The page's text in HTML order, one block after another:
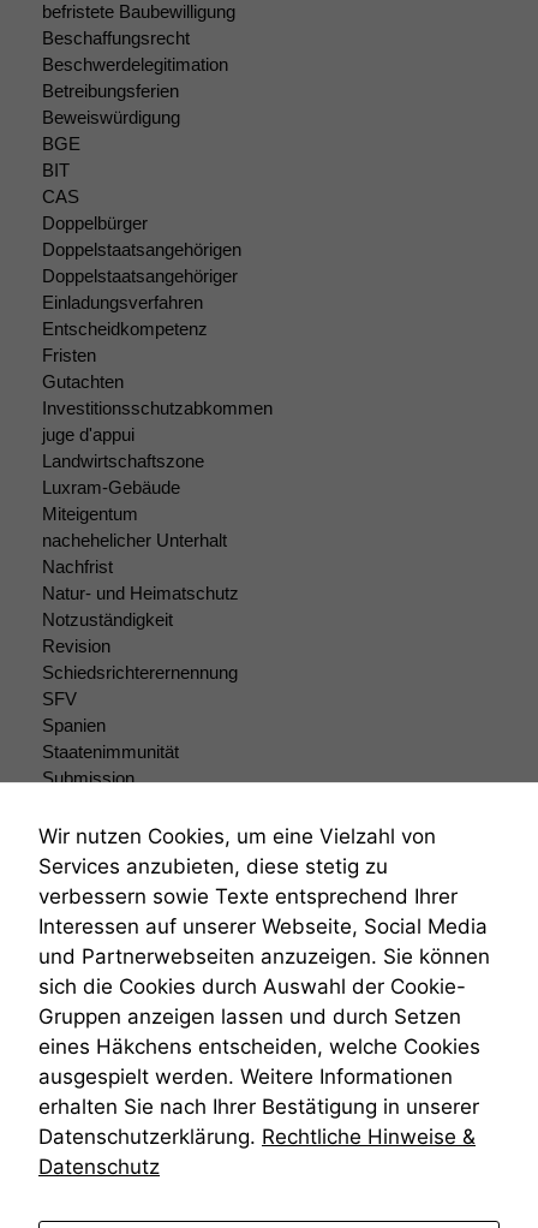
befristete Baubewilligung
Beschaffungsrecht
Beschwerdelegitimation
Betreibungsferien
Beweiswürdigung
BGE
BIT
CAS
Doppelbürger
Doppelstaatsangehörigen
Doppelstaatsangehöriger
Einladungsverfahren
Entscheidkompetenz
Fristen
Gutachten
Investitionsschutzabkommen
juge d'appui
Landwirtschaftszone
Luxram-Gebäude
Miteigentum
nachehelicher Unterhalt
Nachfrist
Natur- und Heimatschutz
Notzuständigkeit
Revision
Schiedsrichterernennung
SFV
Spanien
Staatenimmunität
Submission
Teilungsklage
Venezuela
VRK
Wiederherstellungsanordnung
Zivilprozessordnung
ZPO
Zustellfiktion
Zuständigkeit
Öffentliches Personalrecht
Öffentlichkeitsprinzip
Wir nutzen Cookies, um eine Vielzahl von
Services anzubieten, diese stetig zu
verbessern sowie Texte entsprechend Ihrer
Interessen auf unserer Webseite, Social Media
und Partnerwebseiten anzuzeigen. Sie können
sich die Cookies durch Auswahl der Cookie-
Gruppen anzeigen lassen und durch Setzen
eines Häkchens entscheiden, welche Cookies
ausgespielt werden. Weitere Informationen
erhalten Sie nach Ihrer Bestätigung in unserer
Datenschutzerklärung. Rechtliche Hinweise &
Datenschutz
Daten auf.
Funktionalität
Einige
Funktionen auf
dieser Website
sind optional.
Wenn Sie
diese Option
deaktivieren,
kann die
Website nicht
zu 100%
funktionieren.
Marketing